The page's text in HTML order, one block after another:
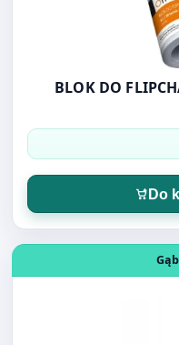
BLOK DO
Do
Otwórz produkt: